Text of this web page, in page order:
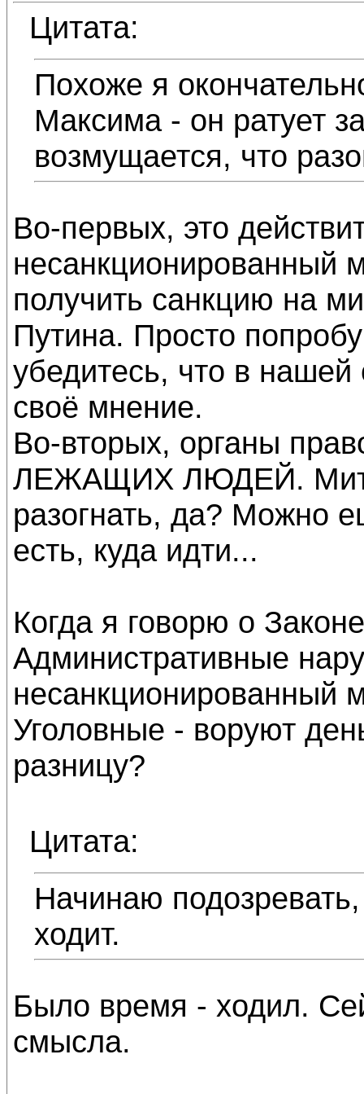
Цитата:
Похоже я
Максима - он ратует
возмущается, что
Во-первых, это
несанкционированный
получить санкцию на
Путина. Просто
убедитесь, что в
своё мнение.
Во-вторых, органы
ЛЕЖАЩИХ ЛЮДЕЙ.
разогнать, да? Можно
есть, куда идти...
Когда я говорю о
Административные
несанкционированный
Уголовные - воруют
разницу?
Цитата:
Начинаю
ходит.
Было время - ходил.
смысла.